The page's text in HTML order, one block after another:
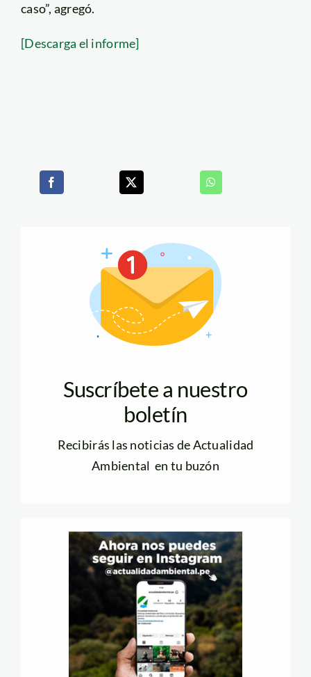
caso”, agregó.
[Descarga el informe]
Suscríbete a nuestro
boletín
Recibirás las noticias de Actualidad
Ambiental en tu buzón